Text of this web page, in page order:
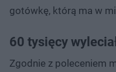
gotówkę, którą ma w
60 tysięcy
Zgodnie z poleceniem